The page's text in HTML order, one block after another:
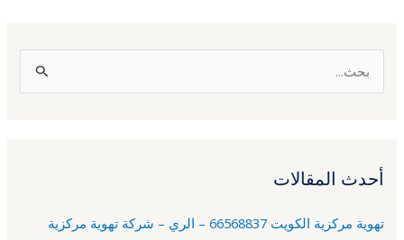
ل
ث
ن
أحدث المقالات
تهوية مركزية الكويت 66568837 – الري – شركة تهوية مركزية